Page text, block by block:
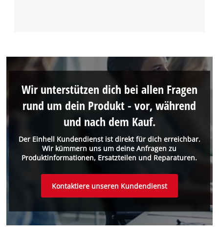
Der Einhell Kundendienst ist direkt für dich erreichbar.
Wir kümmern uns um deine Anfragen zu
Produktinformationen, Ersatzteilen und Reparaturen.
Wir unterstützen dich bei allen Fragen
rund um dein Produkt - vor, während
und nach dem Kauf.
Kontaktiere unseren Kundendienst